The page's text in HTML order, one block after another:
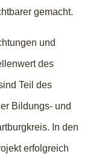
gemacht.
und
des
Teil des
Bildungs- und
In den
erfolgreich